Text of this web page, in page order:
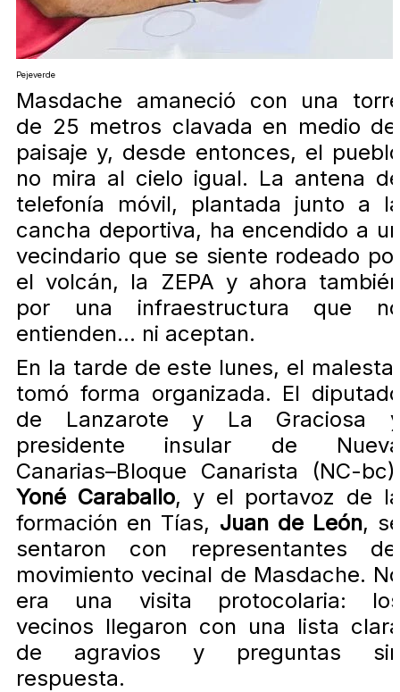
Pejeverde
Masdache amaneció con una
de 25 metros clavada en medio
paisaje y, desde entonces, el
no mira al cielo igual. La antena
telefonía móvil, plantada junto a
cancha deportiva, ha encendido a
vecindario que se siente rodeado
el volcán, la ZEPA y ahora
por una infraestructura que
entienden… ni aceptan.
En la tarde de este lunes, el
tomó forma organizada. El
de Lanzarote y La Graciosa
presidente insular de
Canarias–Bloque Canarista (NC-
Yoné Caraballo, y el portavoz de
formación en Tías, Juan de León,
sentaron con representantes
movimiento vecinal de Masdache.
era una visita protocolaria:
vecinos llegaron con una lista
de agravios y preguntas
respuesta.